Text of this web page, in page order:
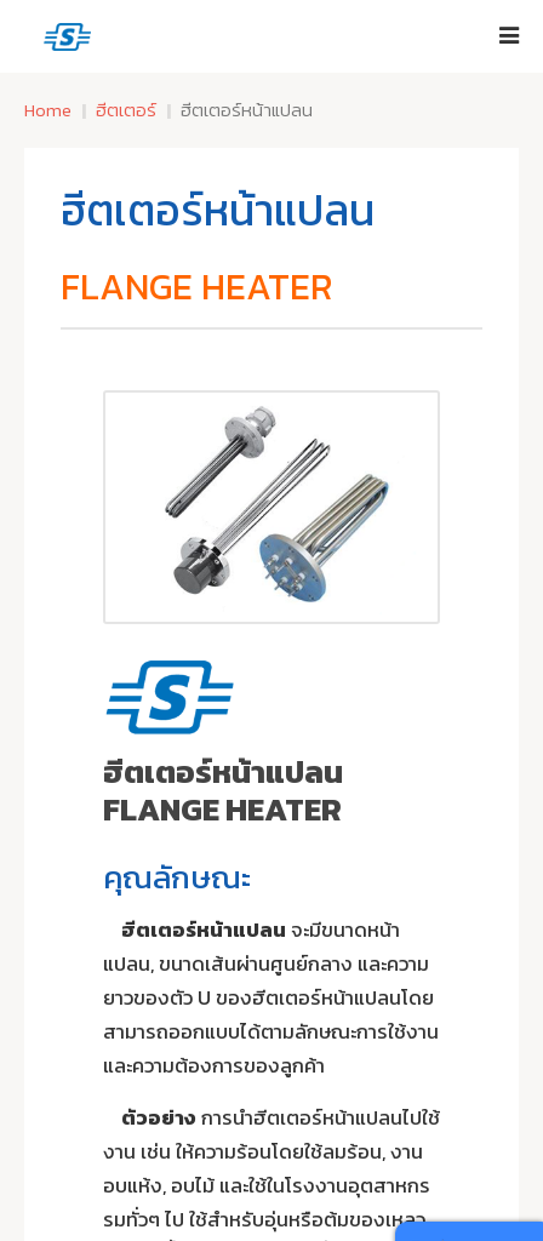
Home ฮีตเตอร์ ฮีตเตอร์หน้าแปลน
ฮีตเตอร์หน้าแปลน
FLANGE HEATER
ฮีตเตอร์หน้าแปลน
FLANGE HEATER
คุณลักษณะ
ฮีตเตอร์หน้าแปลน จะมีขนาดหน้า
แปลน, ขนาดเส้นผ่านศูนย์กลาง และความ
ยาวของตัว U ของฮีตเตอร์หน้าแปลนโดย
สามารถออกแบบได้ตามลักษณะการใช้งาน
และความต้องการของลูกค้า
ตัวอย่าง การนำฮีตเตอร์หน้าแปลนไปใช้
งาน เช่น ให้ความร้อนโดยใช้ลมร้อน, งาน
อบแห้ง, อบไม้ และใช้ในโรงงานอุตสาหกร
รมทั่วๆ ไป ใช้สำหรับอุ่นหรือต้มของเหลว